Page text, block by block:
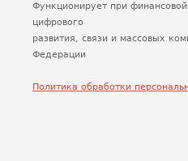
Функционирует при
цифрового
развития, связи и массовых
Федерации
Политика обработки